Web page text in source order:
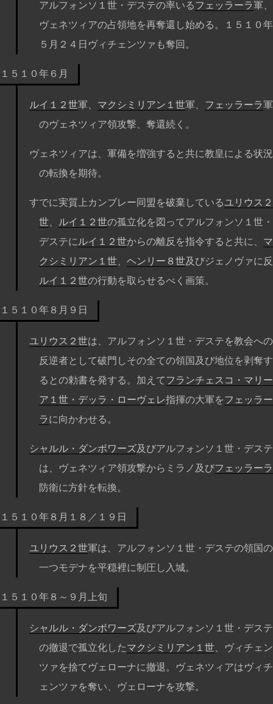
アルフォンソ１世・デステの率いるフェッラーラ軍、
ヴェネツィアの占領地を再奪還し始める。１５１０年
５月２４日ヴィチェンツァも奪回。
１５１０年６月
ルイ１２世軍、 マクシミリアン１世軍、 フェッラーラ軍
のヴェネツィア領攻撃、奪還続く。
ヴェネツィアは、軍備を増強すると共に教皇による状況
の転換を期待。
すでに実質上カンブレー同盟を破棄しているユリウス２
世
ルイ１２世の孤立化を図ってアルフォンソ１世・
デステに ルイ１２世からの離反を指令すると共に、 マ
クシミリアン１世
ヘンリー８世及びジェノヴァに反
ルイ１２世の行動を取らせるべく画策。
１５１０年８月９日
ユリウス２世は、アルフォンソ１世・デステを教会への
反逆者として破門しその全ての領国及び地位を剥奪す
るとの勅書を発する。加えてフランチェスコ・マリー
ア１世・デッラ・ローヴェレ指揮の大軍をフェッラー
ラに向かわせる。
シャルル・ダンボワーズ及びアルフォンソ１世・デステ
は、ヴェネツィア領攻撃からミラノ及びフェッラーラ
防衛に方針を転換。
１５１０年８月１８／１９日
ユリウス２世軍は、アルフォンソ１世・デステの領国の
一つモデナを平穏裡に制圧し入城。
１５１０年８～９月上旬
シャルル・ダンボワーズ及びアルフォンソ１世・デステ
の撤退で孤立化したマクシミリアン１世 、ヴィチェン
ツァを捨てヴェローナに撤退。ヴェネツィアはヴィチ
ェンツァを奪い、ヴェローナを攻撃。